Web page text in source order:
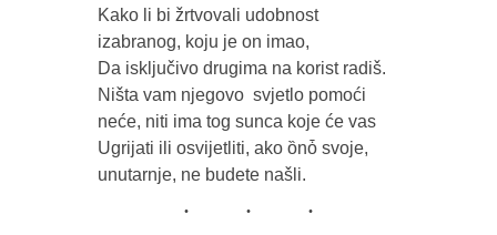
Kako li bi žrtvovali udobnost
izabranog, koju je on imao,
Da isključivo drugima na korist radiš.
Ništa vam njegovo  svjetlo pomoći
neće, niti ima tog sunca koje će vas
Ugrijati ili osvijetliti, ako ȍnȱ svoje,